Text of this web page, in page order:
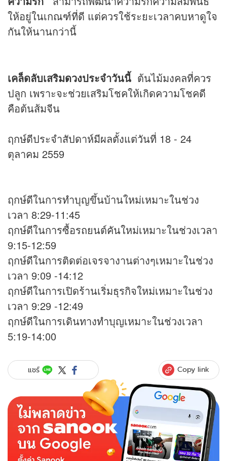
ให้อยู่ในเกณฑ์ที่ดี แต่ควรใช้ระยะเวลาคบหาดูใจ
กันให้นานกว่านี้
เคล็ดลับเสริมดวงประจำวันนี้ ต้นไม้มงคลที่ควร
ปลูก เพราะจะช่วยเสริมโชคให้เกิดความโชคดี
คือต้นส้มจีน
ฤกษ์ดีประจำสัปดาห์มีผลตั้งแต่วันที่ 18 - 24
ตุลาคม 2559
ฤกษ์ดีในการทำบุญขึ้นบ้านใหม่เหมาะในช่วง
เวลา 8:29-11:45
ฤกษ์ดีในการซื้อรถยนต์คันใหม่เหมาะในช่วงเวลา
9:15-12:59
ฤกษ์ดีในการติดต่อเจรจางานต่างๆเหมาะในช่วง
เวลา 9:09 -14:12
ฤกษ์ดีในการเปิดร้านเริ่มธุรกิจใหม่เหมาะในช่วง
เวลา 9:29 -12:49
ฤกษ์ดีในการเดินทางทำบุญเหมาะในช่วงเวลา
5:19-14:00
แชร์ Copy link